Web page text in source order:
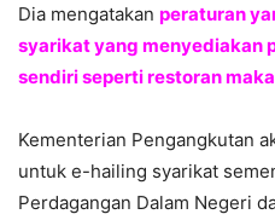
Dia mengatakan peraturan
syarikat yang menyediakan
sendiri seperti restoran
Kementerian Pengangkutan
untuk e-hailing syarikat
Perdagangan Dalam Negeri